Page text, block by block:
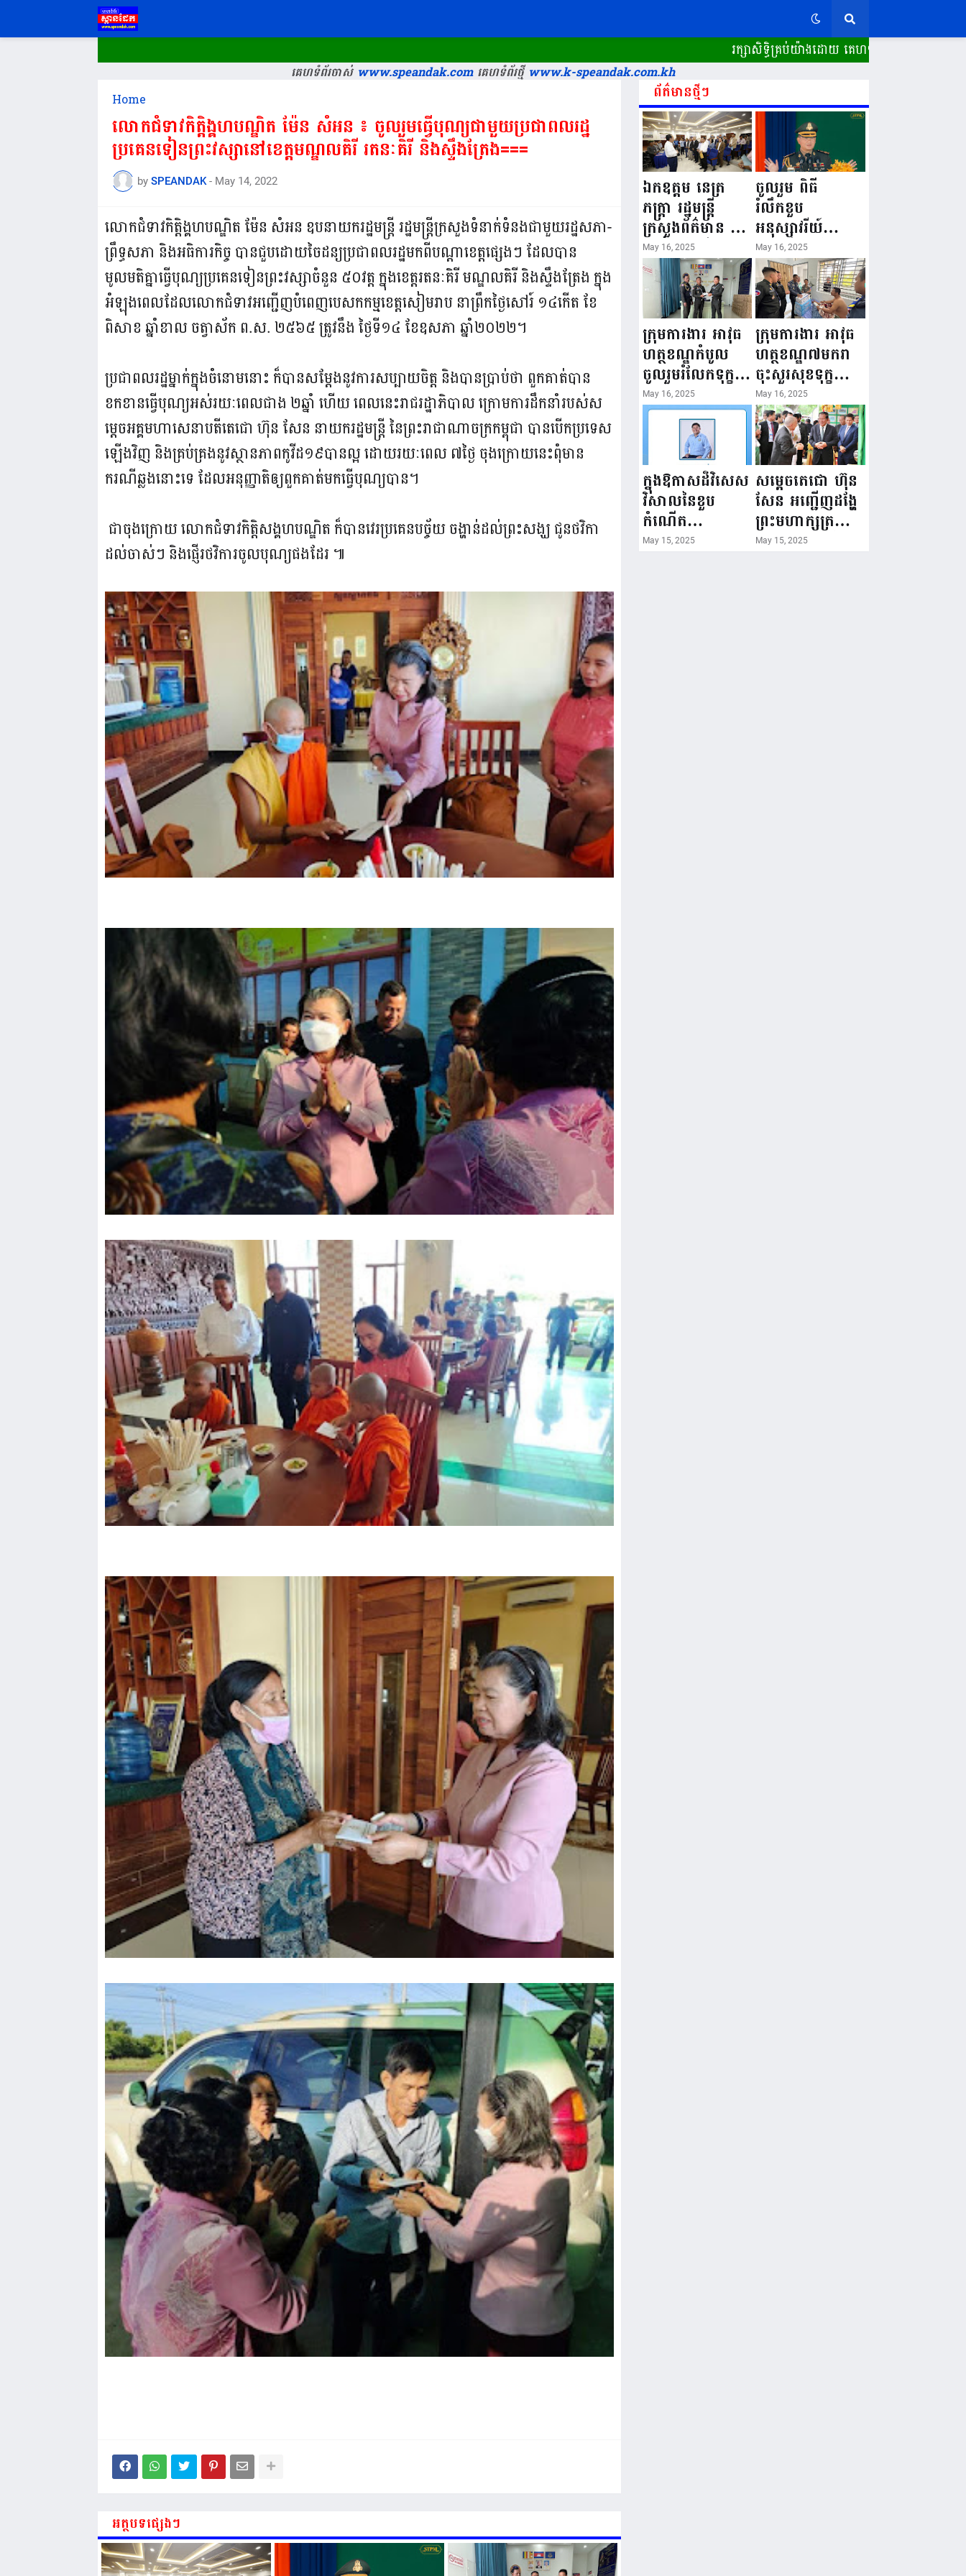
រក្សាសិទ្ធិគ្រប់យ៉ាងដោយ គេហទំព័រ ស្ពានដែក​
គេហទំព័រចាស់www.speandak.comគេហទំព័រថ្មីwww.k-speandak.com.kh
Home
លោកជំទាវកិត្តិង្គហបណ្ឌិត ម៉ែន សំអន ៖ ចូលរួមធ្វើបុណ្យជាមួយប្រជាពលរដ្ឋ
ប្រគេនទៀនព្រះវស្សានៅខេត្តមណ្ឌលគិរី រតនៈគិរី និងស្ទឹងត្រែង===
by SPEANDAK - May 14, 2022
លោកជំទាវកិត្តិង្គហបណ្ឌិត ម៉ែន សំអន ឧបនាយករដ្ឋមន្រ្តី រដ្ឋមន្រ្តីក្រសួងទំនាក់ទំនងជាមួយរដ្ឋសភា-
ព្រឹទ្ធសភា និងអធិការកិច្ច បានជួបដោយចៃដន្យប្រជាពលរដ្ឋមកពីបណ្តាខេត្តផ្សេងៗ ដែលបាន
មូលមតិគ្នាធ្វើបុណ្យប្រគេនទៀនព្រះវស្សាចំនួន ៥០វត្ត ក្នុងខេត្តរតនៈគិរី មណ្ឌលគិរី និងស្ទឹងត្រែង ក្នុង
អំឡុងពេលដែលលោកជំទាវអញ្ជើញបំពេញបេសកកម្មខេត្តសៀមរាប នាព្រឹកថ្ងៃសៅរ៍ ១៤កើត ខែ
ពិសាខ ឆ្នាំខាល ចត្វាស័ក ព.ស. ២៥៦៥ ត្រូវនឹង ថ្ងៃទី១៤ ខែឧសភា ឆ្នាំ២០២២។
ប្រជាពលរដ្ឋម្នាក់ក្នុងចំនោមនោះ ក៏បានសម្តែងនូវការសប្បាយចិត្ត និងបានប្រាប់ថា ពួកគាត់បាន
ខកខានធ្វើបុណ្យអស់រយៈពេលជាង ២ឆ្នាំ ហើយ ពេលនេះរាជរដ្ឋាភិបាល ក្រោមការដឹកនាំរបស់ស
ម្តេចអគ្គមហាសេនាបតីតេជោ ហ៊ុន សែន នាយករដ្ឋមន្រ្តី នៃព្រះរាជាណាចក្រកម្ពុជា បានបើកប្រទេស
ឡើងវិញ និងគ្រប់គ្រងនូវស្ថានភាពកូវីដ១៩បានល្អ ដោយរយៈពេល ៧ថ្ងៃ ចុងក្រោយនេះពុំមាន
ករណីឆ្លងនោះទេ ដែលអនុញ្ញាតិឲ្យពួកគាត់មកធ្វើបុណ្យបាន។
ជាចុងក្រោយ លោកជំទាវកិត្តិសង្គហបណ្ឌិត ក៏បានវេរប្រគេនបច្ច័យ ចង្ហាន់ដល់ព្រះសង្ឃ ជូនថវិកា
ដល់ចាស់ៗ និងផ្ញើរថវិការចូលបុណ្យផងដែរ ៕
អត្ថបទផ្សេងៗ
ព័ត៌មានថ្មីៗ
ឯកឧត្តម នេត្រ
ភក្ត្រា រដ្ឋមន្ត្រី
ក្រសួងព័ត៌មាន នៅ
រសៀលថ្ងៃទី១៦ ខែ
ឧសភា
ឆ្នាំ២០២៥នេះ
បានអញ្ជើញចុះធ្វើ
ជំរឿនថ្នាក់ដឹកនាំ
មន្ត្រីរាជការស៉ីវិល
នៃក្រសួងព័ត៌មាន...
May 16, 2025
ចូលរួម ពិធី
រំលឹកខួប
អនុស្សាវរីយ៍
លើកទី៨០ ថ្ងៃ
កំណើតនគរបាល
ជាតិកម្ពុជា “១៦
ឧសភា ១៩៤៥ ~
១៦ ឧសភា
២០២៥”...
May 16, 2025
ក្រុមការងារ អាវុធ
ហត្ថខណ្ឌកំបូល
ចូលរួមរំលែកទុក្ខ
ដល់គ្រួសារ
សមាជិក ដែល
ឪពុកក្មេករបស់
លោកទទួលមរណៈ
ភាព!
May 16, 2025
ក្រុមការងារ អាវុធ
ហត្ថខណ្ឌ៧មករា
ចុះសួរសុខទុក្ខ
សមាជិក ដែលជួប
គ្រោះថ្នាក់
ចរាចរណ៍ កំពុង
សម្រាកព្យាបាល
នៅមន្ទីរពេទ្យ!
May 16, 2025
ក្នុងឱកាសដ៏វិសេស
វិសាលនៃខួប
កំណើត
គម្រប់ខួប៤៤
May 15, 2025
សម្តេចតេជោ ហ៊ុន
សែន អញ្ជើញដង្ហែ
ព្រះមហាក្សត្រ
យាងទតការតាំង
May 15, 2025